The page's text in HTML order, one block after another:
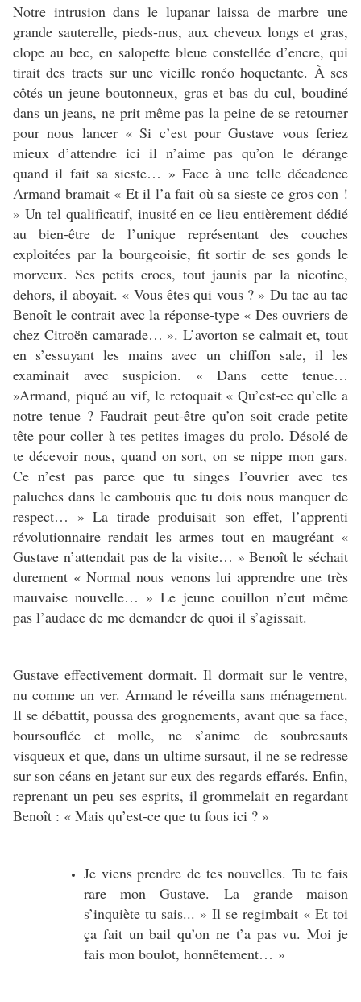
Notre intrusion dans le lupanar laissa de marbre une
grande sauterelle, pieds-nus, aux cheveux longs et gras,
clope au bec, en salopette bleue constellée d’encre, qui
tirait des tracts sur une vieille ronéo hoquetante. À ses
côtés un jeune boutonneux, gras et bas du cul, boudiné
dans un jeans, ne prit même pas la peine de se retourner
pour nous lancer « Si c’est pour Gustave vous feriez
mieux d’attendre ici il n’aime pas qu’on le dérange
quand il fait sa sieste… » Face à une telle décadence
Armand bramait « Et il l’a fait où sa sieste ce gros con !
» Un tel qualificatif, inusité en ce lieu entièrement dédié
au bien-être de l’unique représentant des couches
exploitées par la bourgeoisie, fit sortir de ses gonds le
morveux. Ses petits crocs, tout jaunis par la nicotine,
dehors, il aboyait. « Vous êtes qui vous ? » Du tac au tac
Benoît le contrait avec la réponse-type « Des ouvriers de
chez Citroën camarade… ». L’avorton se calmait et, tout
en s’essuyant les mains avec un chiffon sale, il les
examinait avec suspicion. « Dans cette tenue…
»Armand, piqué au vif, le retoquait « Qu’est-ce qu’elle a
notre tenue ? Faudrait peut-être qu’on soit crade petite
tête pour coller à tes petites images du prolo. Désolé de
te décevoir nous, quand on sort, on se nippe mon gars.
Ce n’est pas parce que tu singes l’ouvrier avec tes
paluches dans le cambouis que tu dois nous manquer de
respect… » La tirade produisait son effet, l’apprenti
révolutionnaire rendait les armes tout en maugréant «
Gustave n’attendait pas de la visite… » Benoît le séchait
durement « Normal nous venons lui apprendre une très
mauvaise nouvelle… » Le jeune couillon n’eut même
pas l’audace de me demander de quoi il s’agissait.
Gustave effectivement dormait. Il dormait sur le ventre,
nu comme un ver. Armand le réveilla sans ménagement.
Il se débattit, poussa des grognements, avant que sa face,
boursouflée et molle, ne s’anime de soubresauts
visqueux et que, dans un ultime sursaut, il ne se redresse
sur son céans en jetant sur eux des regards effarés. Enfin,
reprenant un peu ses esprits, il grommelait en regardant
Benoît : « Mais qu’est-ce que tu fous ici ? »
Je viens prendre de tes nouvelles. Tu te fais
rare mon Gustave. La grande maison
s’inquiète tu sais... » Il se regimbait « Et toi
ça fait un bail qu’on ne t’a pas vu. Moi je
fais mon boulot, honnêtement… »